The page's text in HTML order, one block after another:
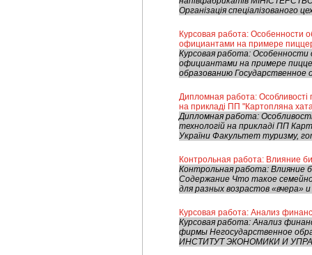
Організація спеціалізованого
Курсовая работа: Особенности
официантами на примере
Курсовая работа:
официантами на примере
образованию Государственное
Дипломная работа: Особливості
на прикладі ПП "Картопляна
Дипломная работа:
технологій на прикладі ПП
України Факультет туризму,
Контрольная работа: Влияние
Контрольная работа: Влияние
Содержание Что такое
для разных возрастов «вчера»
Курсовая работа: Анализ
Курсовая работа: Анализ
фирмы Негосударственное
ИНСТИТУТ ЭКОНОМИКИ И